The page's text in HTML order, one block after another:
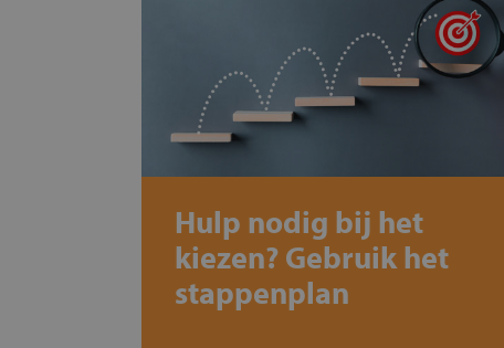
Hulp nodig bij het
kiezen? Gebruik het
stappenplan